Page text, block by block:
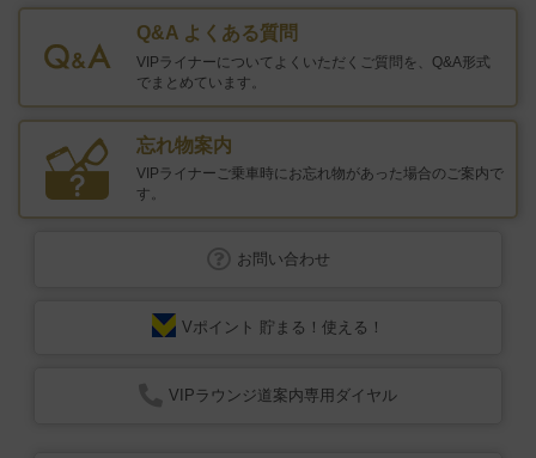
Q&A よくある質問
VIPライナーについてよくいただくご質問を、Q&A形式
でまとめています。
忘れ物案内
VIPライナーご乗車時にお忘れ物があった場合の ご案内で
す。
お問い合わせ
Vポイント 貯まる！使える！
VIPラウンジ道案内専用ダイヤル